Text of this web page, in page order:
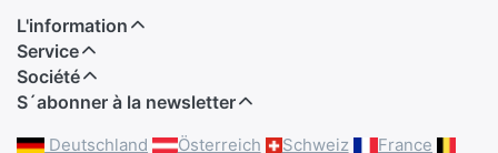
L'information
Service
Société
S´abonner à la newsletter
Deutschland Österreich Schweiz France